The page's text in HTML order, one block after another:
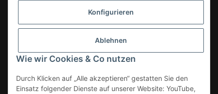
Konfigurieren
Ablehnen
Wie wir Cookies & Co nutzen
Durch Klicken auf „Alle akzeptieren“ gestatten Sie den
Einsatz folgender Dienste auf unserer Website: YouTube,
33142 Büren, Deutschland
Kategorien
Informationen